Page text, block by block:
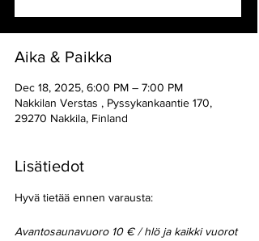
Aika & Paikka
Dec 18, 2025, 6:00 PM – 7:00 PM
Nakkilan Verstas , Pyssykankaantie 170,
29270 Nakkila, Finland
Lisätiedot
Hyvä tietää ennen varausta:
Avantosaunavuoro 10 € / hlö ja kaikki vuorot